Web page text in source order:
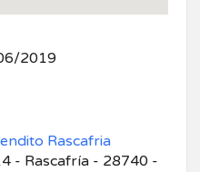
2019
Rascafria
- Rascafría - 28740 -